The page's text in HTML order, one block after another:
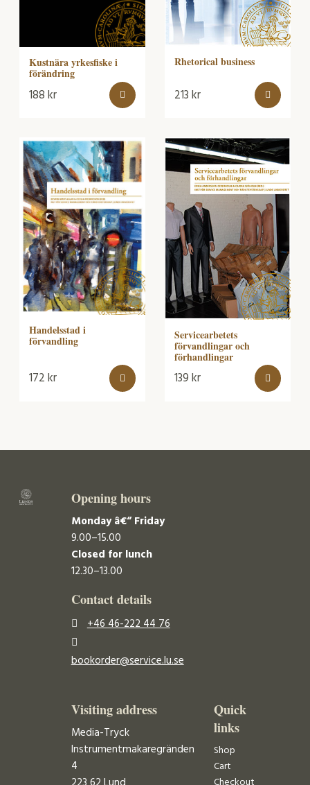
Kustnära yrkesfiske i
förändring
188kr
Rhetorical business
213kr
Handelsstad i
förvandling
172kr
Servicearbetets
förvandlingar och
förhandlingar
139kr
Opening hours
Monday â€“ Friday
9.00–15.00
Closed for lunch
12.30–13.00
Contact details
+46 46-222 44 76
bookorder@service.lu.se
Visiting address
Media-Tryck
Instrumentmakaregränden
4
Quick
links
Shop
Cart